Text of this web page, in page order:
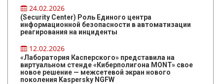
24.02.2026
(Security Center) Роль Единого центра
информационной безопасности в автоматизации
реагирования на инциденты
12.02.2026
«Лаборатория Касперского» представила на
виртуальном стенде «Киберполигона MONT» свое
новое решение — межсетевой экран нового
поколения Kaspersky NGFW